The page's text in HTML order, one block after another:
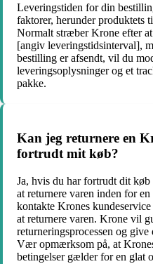
Leveringstiden for din
faktorer, herunder produktets
Normalt stræber Krone efter
[angiv leveringstidsinterval],
bestilling er afsendt, vil du
leveringsoplysninger og et
pakke.
Kan jeg returnere en
fortrudt mit køb?
Ja, hvis du har fortrudt dit
at returnere varen inden for
kontakte Krones
at returnere varen. Krone vil
returneringsprocessen og
Vær opmærksom på, at
betingelser gælder for en glat